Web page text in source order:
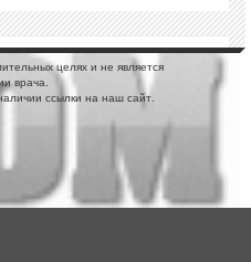
целях и не является
врача.
ссылки на наш сайт.